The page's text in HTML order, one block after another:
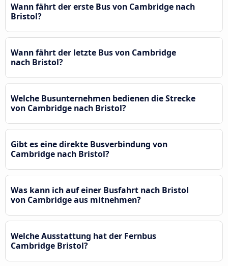
Wann fährt der erste Bus von Cambridge nach
Bristol?
Wann fährt der letzte Bus von Cambridge
nach Bristol?
Welche Busunternehmen bedienen die Strecke
von Cambridge nach Bristol?
Gibt es eine direkte Busverbindung von
Cambridge nach Bristol?
Was kann ich auf einer Busfahrt nach Bristol
von Cambridge aus mitnehmen?
Welche Ausstattung hat der Fernbus
Cambridge Bristol?